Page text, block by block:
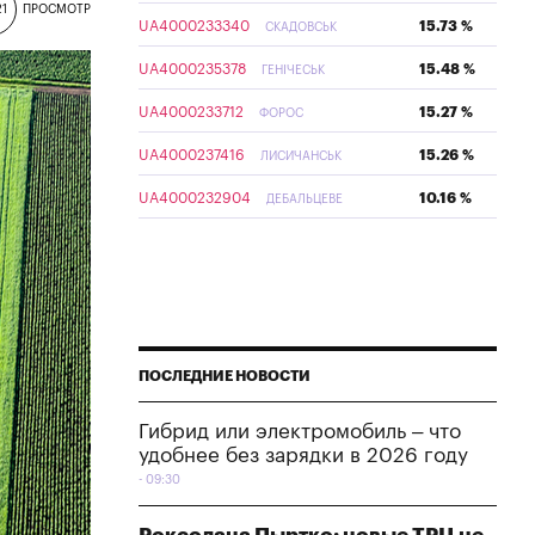
ПРОСМОТР
UA4000233340 СКАДОВСЬК 15.73 %
UA4000235378 ГЕНІЧЕСЬК 15.48 %
UA4000233712 ФОРОС 15.27 %
UA4000237416 ЛИСИЧАНСЬК 15.26 %
UA4000232904 ДЕБАЛЬЦЕВЕ 10.16 %
ПОСЛЕДНИЕ НОВОСТИ
Гибрид или электромобиль – что
удобнее без зарядки в 2026 году
09:30